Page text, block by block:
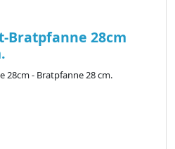
Bratpfanne 28cm
28cm - Bratpfanne 28 cm.